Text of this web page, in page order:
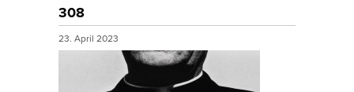
308
23. April 2023